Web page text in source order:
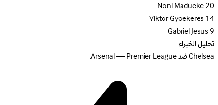
20
Noni Madueke
14
Viktor Gyoekeres
9
Gabriel Jesus
تحليل الخبراء
Chelsea ضد Arsenal — Premier League.